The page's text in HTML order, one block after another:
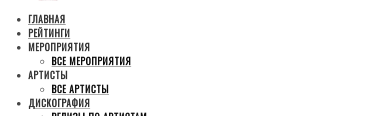
ГЛАВНАЯ
РЕЙТИНГИ
МЕРОПРИЯТИЯ
ВСЕ МЕРОПРИЯТИЯ
АРТИСТЫ
ВСЕ АРТИСТЫ
ДИСКОГРАФИЯ